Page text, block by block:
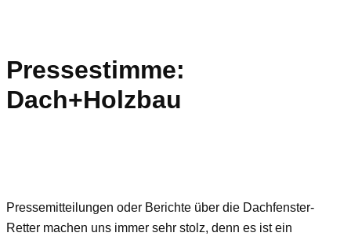
Pressestimme:
Dach+Holzbau
Pressemitteilungen oder Berichte über die Dachfenster-
Retter machen uns immer sehr stolz, denn es ist ein